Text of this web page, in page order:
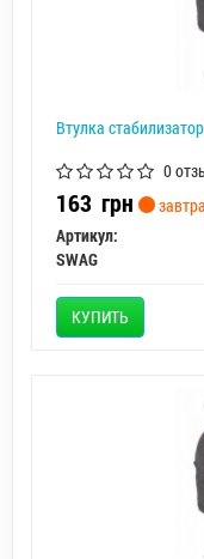
Втулка
0
163 грн
завтра
Артикул:
SWAG
КУПИТЬ